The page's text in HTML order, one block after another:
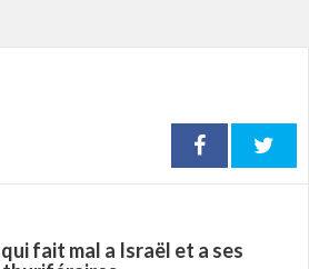
fait mal a Israël et a ses